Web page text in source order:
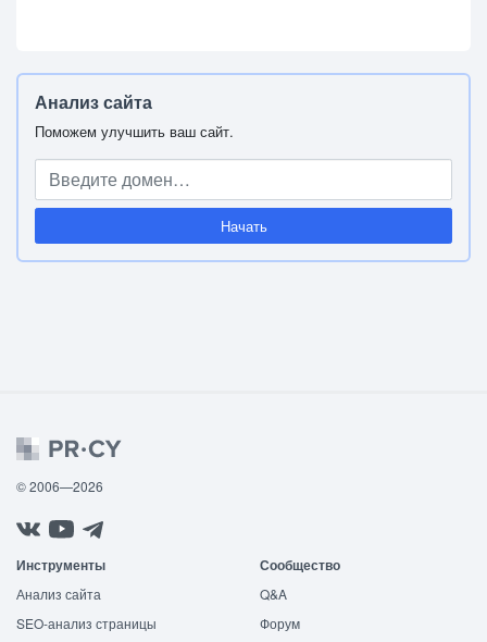
Анализ сайта
Поможем улучшить ваш сайт.
Начать
© 2006—2026
Инструменты
Анализ сайта
SEO-анализ страницы
Сообщество
Q&A
Форум